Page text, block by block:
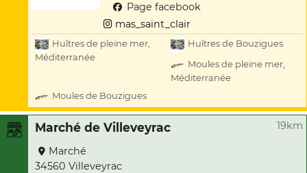
Page facebook
mas_saint_clair
Huîtres de pleine mer,
Méditerranée
Huîtres de Bouzigues
Moules de pleine mer,
Méditerranée
Moules de Bouzigues
Marché de Villeveyrac 19km
Marché
34560 Villeveyrac